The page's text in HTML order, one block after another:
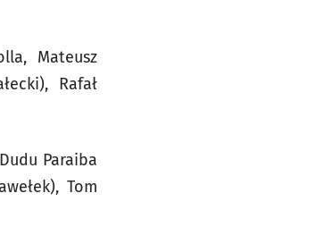
Mateusz
Rafał
Paraiba
Tom